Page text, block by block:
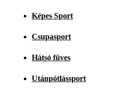
Képes Sport
Csupasport
Hátsó füves
Utánpótlássport